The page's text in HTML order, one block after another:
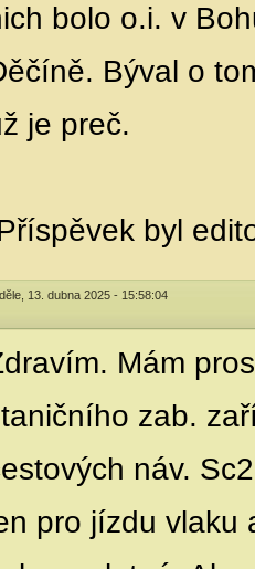
bolo o.i. v
Býval o
je preč.
byl
13. dubna 2025 - 15:58:04
Mám
zab.
náv.
pro jízdu vlaku